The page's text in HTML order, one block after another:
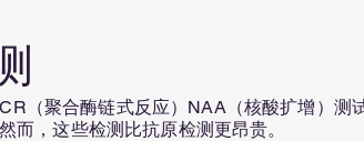
（聚合酶链式反应）NAA（核酸扩增）测
而，这些检测比抗原检测更昂贵。